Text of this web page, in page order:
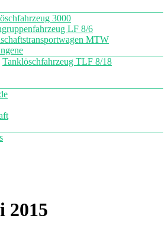
3000
LF 8/6
MTW
Tanklöschfahrzeug TLF 8/18
2015